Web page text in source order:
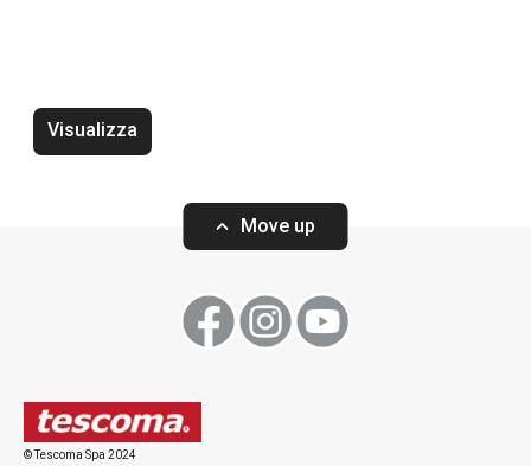
FlexiSPACE 150 x 50 cm
Tutti i prodotti della linea FlexiSPACE
Visualizza
Move up
© Tescoma Spa 2024